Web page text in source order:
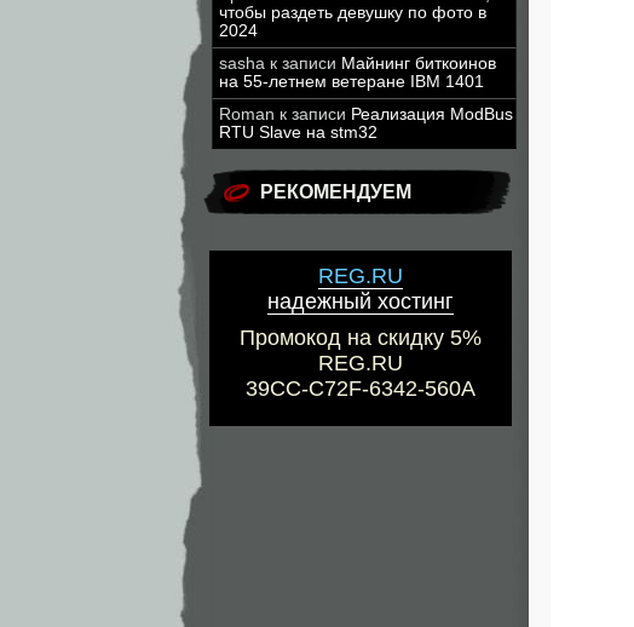
чтобы раздеть девушку по фото в
2024
sasha к записи Майнинг биткоинов
на 55-летнем ветеране IBM 1401
Roman к записи Реализация ModBus
RTU Slave на stm32
РЕКОМЕНДУЕМ
REG.RU
надежный хостинг
Промокод на скидку 5%
REG.RU
39CC-C72F-6342-560A